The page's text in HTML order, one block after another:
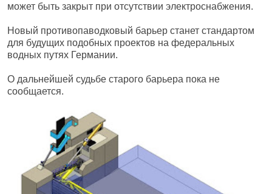
может быть закрыт при отсутствии электроснабжения.
Новый противопаводковый барьер станет стандартом
для будущих подобных проектов на федеральных
водных путях Германии.
О дальнейшей судьбе старого барьера пока не
сообщается.